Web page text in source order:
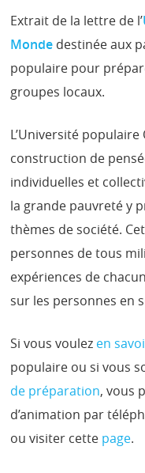
Extrait de la lettre de l’
Monde destinée aux
populaire pour
groupes locaux.
L’Université
construction de
individuelles et
la grande pauvreté y
thèmes de société.
personnes de tous
expériences de
sur les personnes en
Si vous voulez en
populaire ou si vous
de préparation, vous
d’animation par
ou visiter cette page.